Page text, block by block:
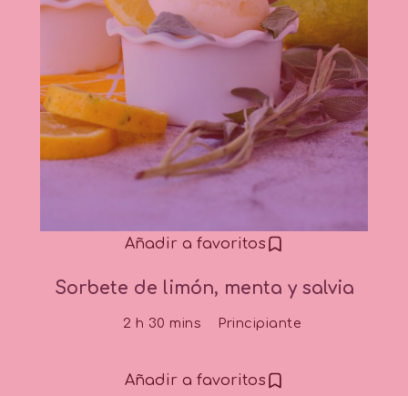
Añadir a favoritos
Sorbete de limón, menta y salvia
2 h 30 mins Principiante
Añadir a favoritos